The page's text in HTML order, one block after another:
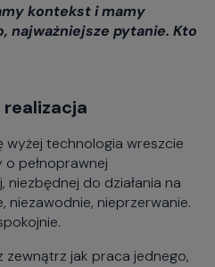
kontekst i mamy
najważniejsze pytanie. Kto
wyżej technologia wreszcie
o pełnoprawnej
do działania na
niezawodnie, nieprzerwanie.
zewnątrz jak praca jednego,